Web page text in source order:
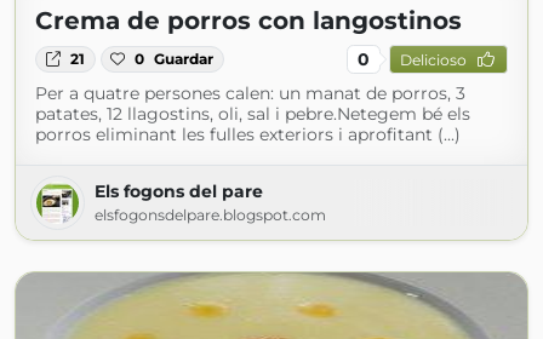
Crema de porros con langostinos
21 0 Guardar 0 Delicioso
Per a quatre persones calen: un manat de porros, 3
patates, 12 llagostins, oli, sal i pebre.Netegem bé els
porros eliminant les fulles exteriors i aprofitant (...)
Els fogons del pare
elsfogonsdelpare.blogspot.com